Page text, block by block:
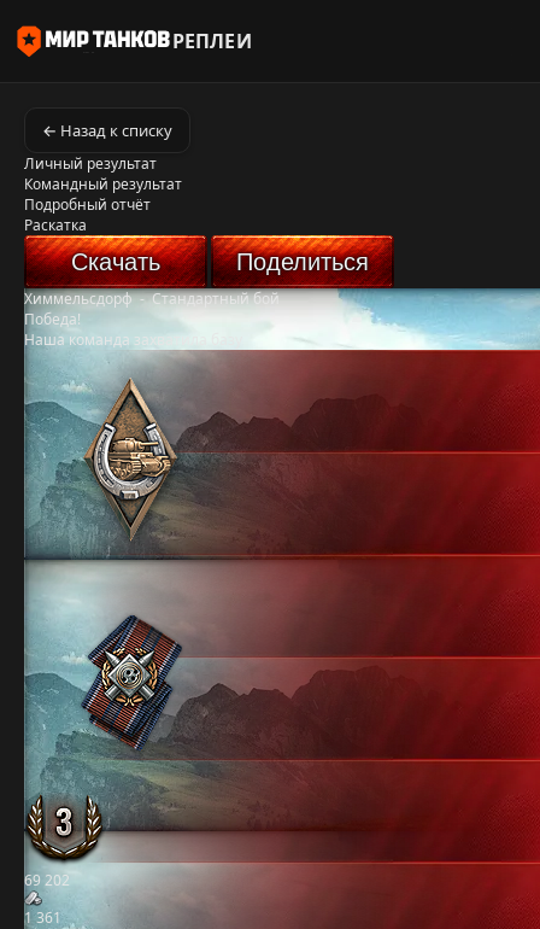
РЕПЛЕИ
← Назад к списку
Личный результат
Командный результат
Подробный отчёт
Раскатка
Скачать Поделиться
Химмельсдорф-Стандартный бой
Победа!
Наша команда захватила базу
69 202
1 361